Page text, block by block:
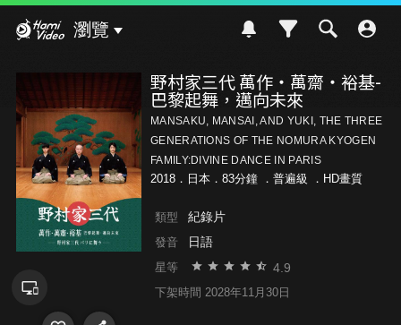
瀏覽
野村家三代 萬作・萬齋・裕基-
巴黎起舞，邁向未來
MANSAKU, MANSAI, AND YUKI, THE THREE
GENERATIONS OF THE NOMURA KYOGEN
FAMILY:DIVINE DANCE IN PARIS
2018．日本．83分鐘 ． 普遍級 ．HD畫質
類型 紀錄片
發音 日語
星等 4.9
下架時間 2028年11月30日